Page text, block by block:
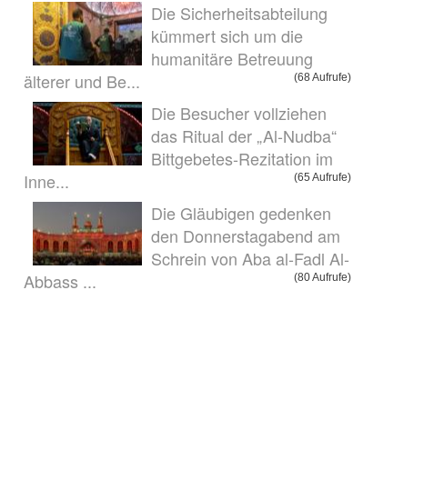
Die Sicherheitsabteilung
kümmert sich um die
humanitäre Betreuung
älterer und Be...
(68 Aufrufe)
Die Besucher vollziehen
das Ritual der „Al-Nudba“
Bittgebetes-Rezitation im
Inne...
(65 Aufrufe)
Die Gläubigen gedenken
den Donnerstagabend am
Schrein von Aba al-Fadl Al-
Abbass ...
(80 Aufrufe)